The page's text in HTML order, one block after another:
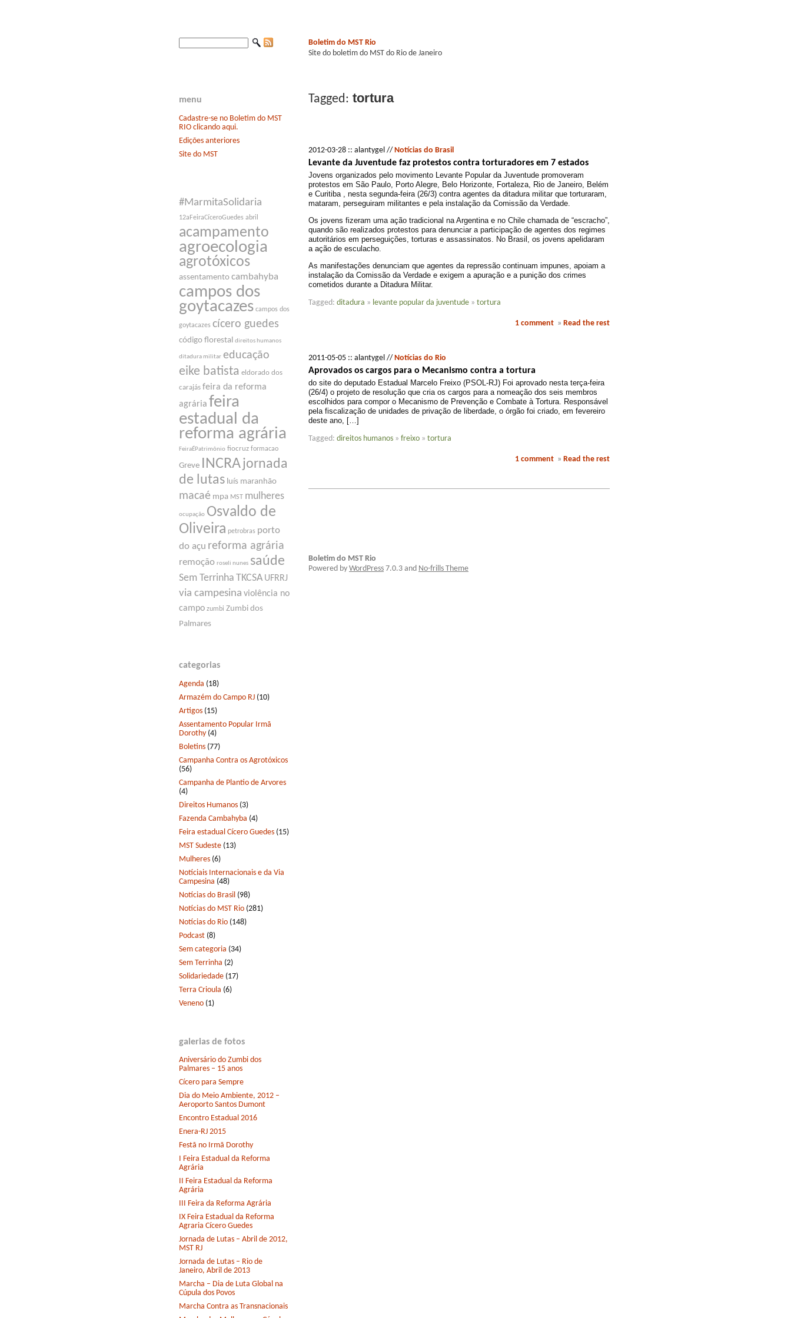
menu
Cadastre-se no Boletim do MST
RIO clicando aqui.
Edições anteriores
Site do MST
#MarmitaSolidaria
12aFeiraCíceroGuedes abril
acampamento
agroecologia
agrotóxicos
assentamento cambahyba
campos dos
goytacazes campos dos
goytacazes cícero guedes
código florestal direitos humanos
ditadura militar educação
eike batista eldorado dos
carajás feira da reforma
agrária feira
estadual da
reforma agrária
FeiraÉPatrimônio fiocruz formacao
Greve INCRA jornada
de lutas luís maranhão
macaé mpa MST mulheres
ocupação Osvaldo de
Oliveira petrobras porto
do açu reforma agrária
remoção roseli nunes saúde
Sem Terrinha TKCSA UFRRJ
via campesina violência no
campo zumbi Zumbi dos
Palmares
categorias
Agenda (18)
Armazém do Campo RJ (10)
Artigos (15)
Assentamento Popular Irmã
Dorothy (4)
Boletins (77)
Campanha Contra os Agrotóxicos
(56)
Campanha de Plantio de Arvores
(4)
Direitos Humanos (3)
Fazenda Cambahyba (4)
Feira estadual Cícero Guedes (15)
MST Sudeste (13)
Mulheres (6)
Notíciais Internacionais e da Via
Campesina (48)
Notícias do Brasil (98)
Notícias do MST Rio (281)
Notícias do Rio (148)
Podcast (8)
Sem categoria (34)
Sem Terrinha (2)
Solidariedade (17)
Terra Crioula (6)
Veneno (1)
galerias de fotos
Aniversário do Zumbi dos
Palmares – 15 anos
Cícero para Sempre
Dia do Meio Ambiente, 2012 –
Aeroporto Santos Dumont
Encontro Estadual 2016
Enera-RJ 2015
Festã no Irmã Dorothy
I Feira Estadual da Reforma
Agrária
II Feira Estadual da Reforma
Agrária
III Feira da Reforma Agrária
IX Feira Estadual da Reforma
Agraria Cícero Guedes
Jornada de Lutas – Abril de 2012,
MST RJ
Jornada de Lutas – Rio de
Janeiro, Abril de 2013
Marcha – Dia de Luta Global na
Cúpula dos Povos
Marcha Contra as Transnacionais
Boletim do MST Rio
Site do boletim do MST do Rio de Janeiro
Tagged: tortura
2012-03-28 :: alantygel // Notícias do Brasil
Levante da Juventude faz protestos contra torturadores em 7 estados
Jovens organizados pelo movimento Levante Popular da Juventude promoveram
protestos em São Paulo, Porto Alegre, Belo Horizonte, Fortaleza, Rio de Janeiro, Belém
e Curitiba , nesta segunda-feira (26/3) contra agentes da ditadura militar que torturaram,
mataram, perseguiram militantes e pela instalação da Comissão da Verdade.
Os jovens fizeram uma ação tradicional na Argentina e no Chile chamada de “escracho”,
quando são realizados protestos para denunciar a participação de agentes dos regimes
autoritários em perseguições, torturas e assassinatos. No Brasil, os jovens apelidaram
a ação de esculacho.
As manifestações denunciam que agentes da repressão continuam impunes, apoiam a
instalação da Comissão da Verdade e exigem a apuração e a punição dos crimes
cometidos durante a Ditadura Militar.
Tagged: ditadura » levante popular da juventude » tortura
1 comment » Read the rest
2011-05-05 :: alantygel // Notícias do Rio
Aprovados os cargos para o Mecanismo contra a tortura
do site do deputado Estadual Marcelo Freixo (PSOL-RJ) Foi aprovado nesta terça-feira
(26/4) o projeto de resolução que cria os cargos para a nomeação dos seis membros
escolhidos para compor o Mecanismo de Prevenção e Combate à Tortura. Responsável
pela fiscalização de unidades de privação de liberdade, o órgão foi criado, em fevereiro
deste ano, […]
Tagged: direitos humanos » freixo » tortura
1 comment » Read the rest
Boletim do MST Rio
Powered by WordPress 7.0.3 and No-frills Theme